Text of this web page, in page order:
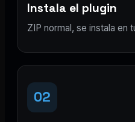
Instala el plugin
ZIP normal, se instala en
02